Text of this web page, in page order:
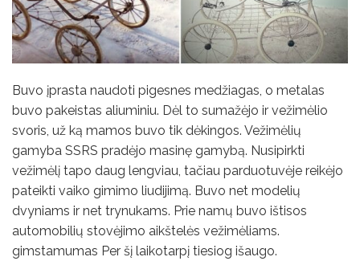
Buvo įprasta naudoti pigesnes medžiagas, o metalas
buvo pakeistas aliuminiu. Dėl to sumažėjo ir vežimėlio
svoris, už ką mamos buvo tik dėkingos. Vežimėlių
gamyba SSRS pradėjo masinę gamybą. Nusipirkti
vežimėlį tapo daug lengviau, tačiau parduotuvėje reikėjo
pateikti vaiko gimimo liudijimą. Buvo net modelių
dvyniams ir net trynukams. Prie namų buvo ištisos
automobilių stovėjimo aikštelės vežimėliams.
gimstamumas Per šį laikotarpį tiesiog išaugo.